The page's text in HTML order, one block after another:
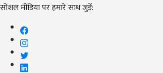
सोशल मीडिया पर हमारे साथ जुड़ें: